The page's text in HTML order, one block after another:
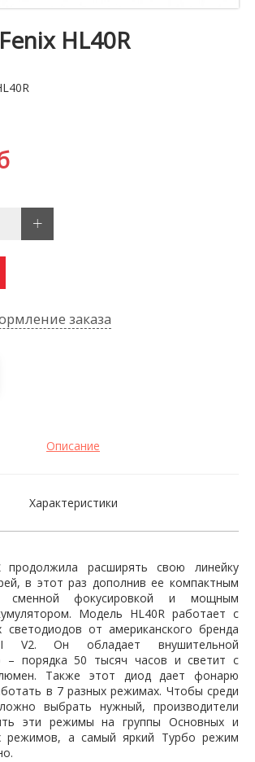
HL40R
заказа
Описание
Характеристики
продолжила расширять свою линейку
в этот раз дополнив ее компактным
сменной фокусировкой и мощным
Модель HL40R работает с
от американского бренда
V2. Он обладает внушительной
– порядка 50 тысяч часов и светит с
Также этот диод дает фонарю
в 7 разных режимах. Чтобы среди
выбрать нужный, производители
эти режимы на группы Основных и
режимов, а самый яркий Турбо режим